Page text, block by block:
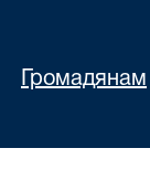
Громадянам